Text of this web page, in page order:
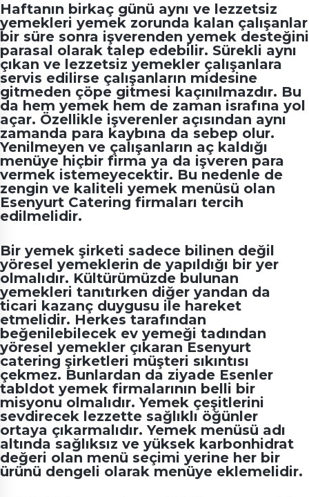
Haftanın birkaç günü aynı ve lezzetsiz
yemekleri yemek zorunda kalan çalışanlar
bir süre sonra işverenden yemek desteğini
parasal olarak talep edebilir. Sürekli aynı
çıkan ve lezzetsiz yemekler çalışanlara
servis edilirse çalışanların midesine
gitmeden çöpe gitmesi kaçınılmazdır. Bu
da hem yemek hem de zaman israfına yol
açar. Özellikle işverenler açısından aynı
zamanda para kaybına da sebep olur.
Yenilmeyen ve çalışanların aç kaldığı
menüye hiçbir firma ya da işveren para
vermek istemeyecektir. Bu nedenle de
zengin ve kaliteli yemek menüsü olan
Esenyurt Catering firmaları tercih
edilmelidir.
Bir yemek şirketi sadece bilinen değil
yöresel yemeklerin de yapıldığı bir yer
olmalıdır. Kültürümüzde bulunan
yemekleri tanıtırken diğer yandan da
ticari kazanç duygusu ile hareket
etmelidir. Herkes tarafından
beğenilebilecek ev yemeği tadından
yöresel yemekler çıkaran Esenyurt
catering şirketleri müşteri sıkıntısı
çekmez. Bunlardan da ziyade Esenler
tabldot yemek firmalarının belli bir
misyonu olmalıdır. Yemek çeşitlerini
sevdirecek lezzette sağlıklı öğünler
ortaya çıkarmalıdır. Yemek menüsü adı
altında sağlıksız ve yüksek karbonhidrat
değeri olan menü seçimi yerine her bir
ürünü dengeli olarak menüye eklemelidir.